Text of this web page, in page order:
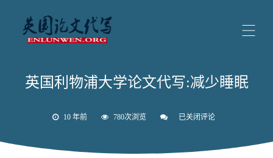
英国利物浦大学论文代写:减少睡眠
10 年前 780次浏览
英
已关闭评论